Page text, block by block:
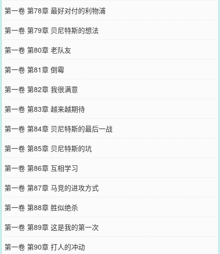
第一卷 第78章 最好对付的利物浦
第一卷 第79章 贝尼特斯的想法
第一卷 第80章 老队友
第一卷 第81章 倒霉
第一卷 第82章 我很满意
第一卷 第83章 越来越期待
第一卷 第84章 贝尼特斯的最后一战
第一卷 第85章 贝尼特斯的坑
第一卷 第86章 互相学习
第一卷 第87章 马竞的进攻方式
第一卷 第88章 胜似绝杀
第一卷 第89章 这是我的第一次
第一卷 第90章 打人的冲动